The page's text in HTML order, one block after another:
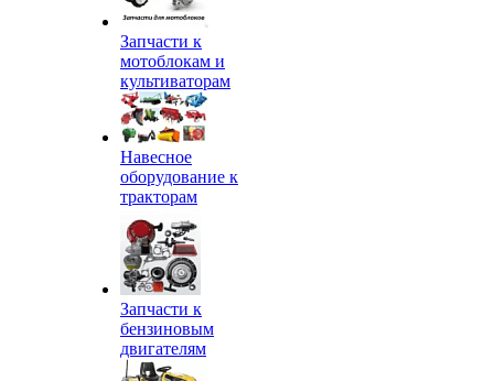
Запчасти к
мотоблокам и
культиваторам
Навесное
оборудование к
тракторам
Запчасти к
бензиновым
двигателям